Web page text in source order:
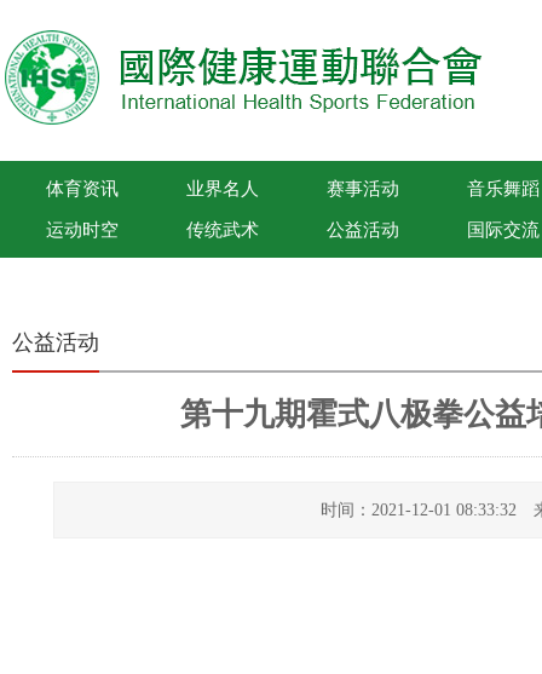
体育资讯 业界名人 赛事活动 音乐舞蹈
运动时空 传统武术 公益活动 国际交流
公益活动
第十九期霍式八极拳公益
时间：2021-12-01 08:33:32